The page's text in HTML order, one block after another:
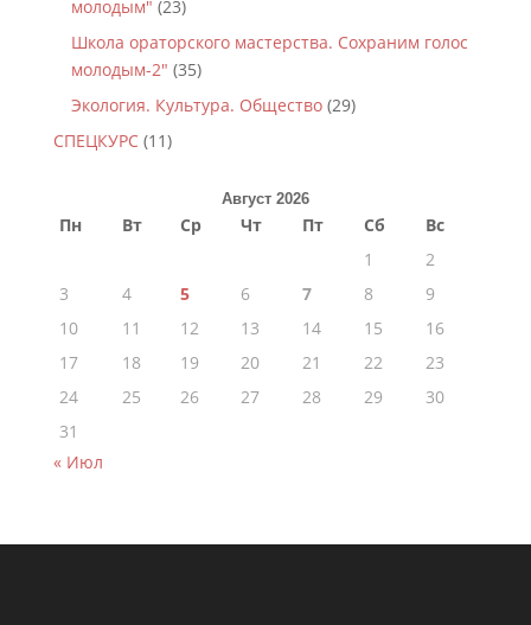
молодым" (23)
Школа ораторского мастерства. Сохраним голос
молодым-2" (35)
Экология. Культура. Общество(29)
СПЕЦКУРС(11)
Август 2026
Пн Вт Ср Чт Пт Сб
Вс
1
2
3
4 5 6 7 8
9
10
11 12 13 14 15
16
17
18 19 20 21 22
23
24
25 26 27 28 29
30
31
« Июл